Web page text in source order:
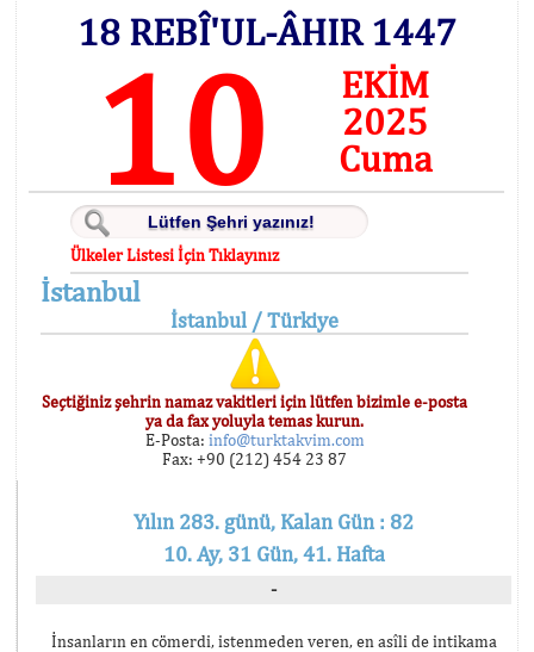
18 REBÎ'UL-ÂHIR 1447
10
EKİM
2025
Cuma
Ülkeler Listesi İçin Tıklayınız
İstanbul
İstanbul / Türkiye
Seçtiğiniz şehrin namaz vakitleri için lütfen bizimle e-posta
ya da fax yoluyla temas kurun.
E-Posta: info@turktakvim.com
Fax: +90 (212) 454 23 87
Yılın 283. günü, Kalan Gün : 82
10. Ay, 31 Gün, 41. Hafta
-
İnsanların en cömerdi, istenmeden veren, en asîli de intikama